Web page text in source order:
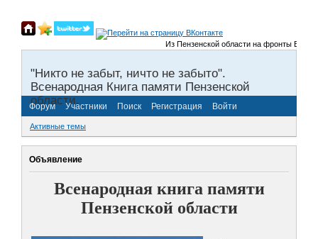
Из Пензенской области на фронты
"Никто не забыт, ничто не забыто".
Всенародная Книга памяти Пензенской
области.
Форум Участники Поиск Регистрация Войти
Активные темы
Объявление
Всенародная книга памяти
Пензенской области